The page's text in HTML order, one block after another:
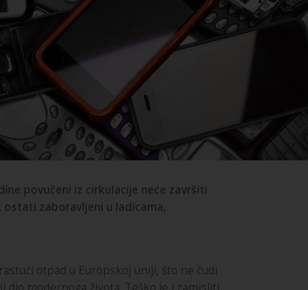
povučeni iz cirkulacije neće završiti
ostati zaboravljeni u ladicama,
otpad u Europskoj uniji, što ne čudi